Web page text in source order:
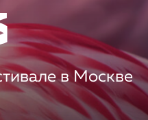
в Москве